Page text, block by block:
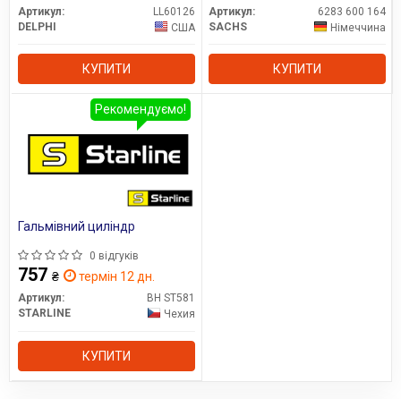
Артикул:
LL60126
DELPHI
США
КУПИТИ
Артикул:
6283 600 164
SACHS
Німеччина
КУПИТИ
Гальмівний циліндр
0 відгуків
757 ₴ термін 12 дн.
Артикул:
BH ST581
STARLINE
Чехия
КУПИТИ
Рекомендуємо!